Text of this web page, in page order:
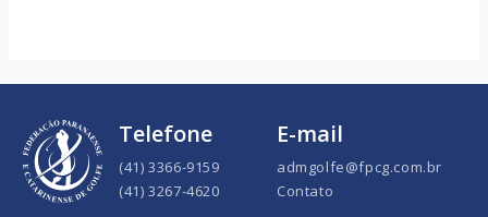
Telefone
(41) 3366-9159
(41) 3267-4620
E-mail
admgolfe@fpcg.com.br
Contato